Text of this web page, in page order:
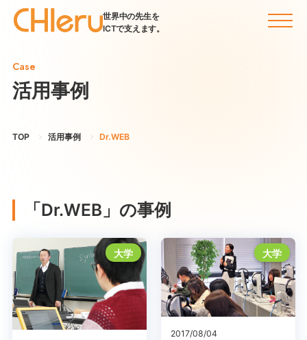
世界中の先生を
ICTで支えます。
Case
活用事例
TOP 活用事例 Dr.WEB
「Dr.WEB」の事例
大学 大学
2017/08/04